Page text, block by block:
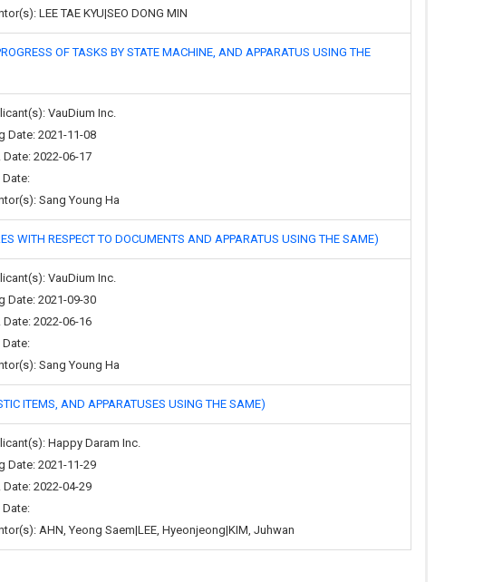
LEE TAE KYU|SEO DONG MIN
OF TASKS BY STATE MACHINE, AND APPARATUS USING THE
VauDium Inc.
Date: 2021-11-08
Date: 2022-06-17
Date:
Sang Young Ha
RESPECT TO DOCUMENTS AND APPARATUS USING THE SAME)
VauDium Inc.
Date: 2021-09-30
Date: 2022-06-16
Date:
Sang Young Ha
ITEMS, AND APPARATUSES USING THE SAME)
Happy Daram Inc.
Date: 2021-11-29
Date: 2022-04-29
Date:
AHN, Yeong Saem|LEE, Hyeonjeong|KIM, Juhwan